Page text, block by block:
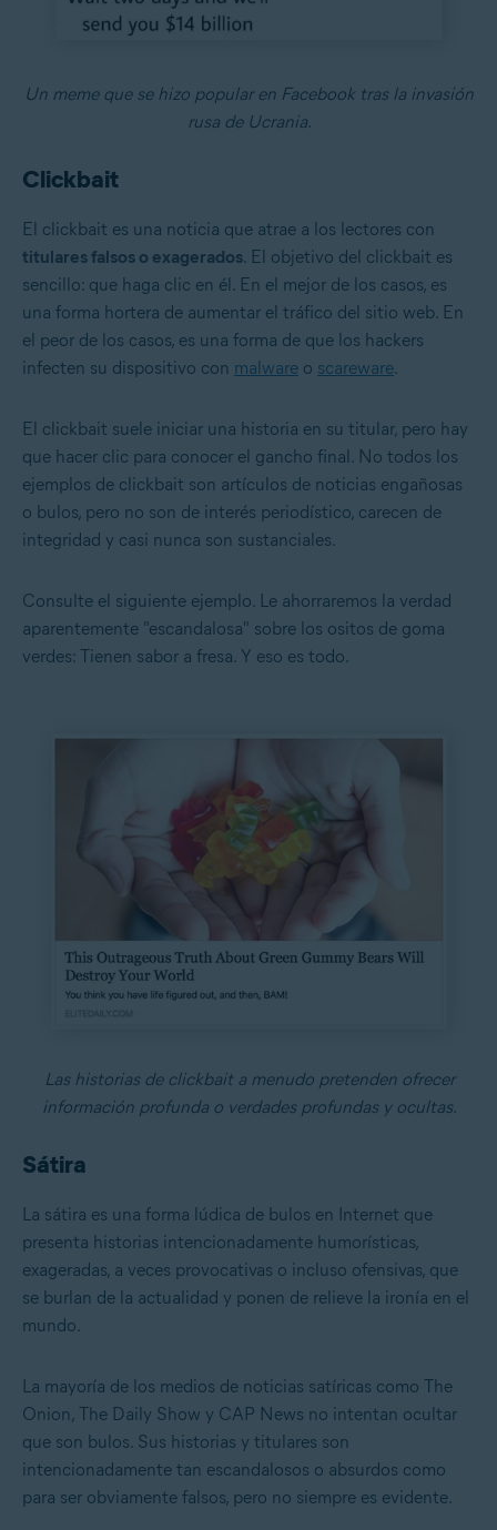
Un meme que se hizo popular en Facebook tras la invasión
rusa de Ucrania.
Clickbait
El clickbait es una noticia que atrae a los lectores con
titulares falsos o exagerados. El objetivo del clickbait es
sencillo: que haga clic en él. En el mejor de los casos, es
una forma hortera de aumentar el tráfico del sitio web. En
el peor de los casos, es una forma de que los hackers
infecten su dispositivo con malware o scareware.
El clickbait suele iniciar una historia en su titular, pero hay
que hacer clic para conocer el gancho final. No todos los
ejemplos de clickbait son artículos de noticias engañosas
o bulos, pero no son de interés periodístico, carecen de
integridad y casi nunca son sustanciales.
Consulte el siguiente ejemplo. Le ahorraremos la verdad
aparentemente "escandalosa" sobre los ositos de goma
verdes: Tienen sabor a fresa. Y eso es todo.
Las historias de clickbait a menudo pretenden ofrecer
información profunda o verdades profundas y ocultas.
Sátira
La sátira es una forma lúdica de bulos en Internet que
presenta historias intencionadamente humorísticas,
exageradas, a veces provocativas o incluso ofensivas, que
se burlan de la actualidad y ponen de relieve la ironía en el
mundo.
La mayoría de los medios de noticias satíricas como The
Onion, The Daily Show y CAP News no intentan ocultar
que son bulos. Sus historias y titulares son
intencionadamente tan escandalosos o absurdos como
para ser obviamente falsos, pero no siempre es evidente.